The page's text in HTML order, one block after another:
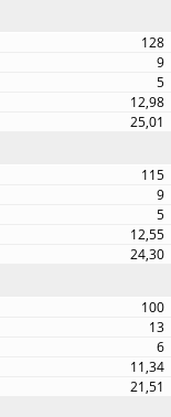
128
9
5
12,98
25,01
115
9
5
12,55
24,30
100
13
6
11,34
21,51